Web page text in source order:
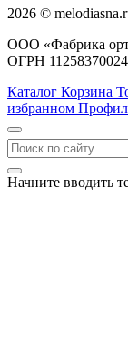
2026 ©
ООО «Фабрика
ОГРН
Каталог Корзина
избранном
Начните вводить